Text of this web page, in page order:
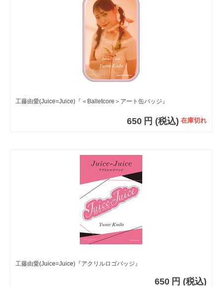
工藤由愛(Juice=Juice)『＜Balletcore＞アート缶バッジ』
650 円 (税込) 在庫切れ
工藤由愛(Juice=Juice)『アクリルロゴバッジ』
650 円 (税込)